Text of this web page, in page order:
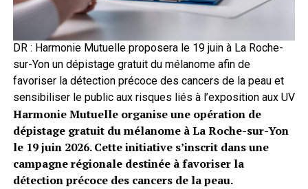
DR : Harmonie Mutuelle proposera le 19 juin à La Roche-
sur-Yon un dépistage gratuit du mélanome afin de
favoriser la détection précoce des cancers de la peau et
sensibiliser le public aux risques liés à l’exposition aux UV
Harmonie Mutuelle organise une opération de
dépistage gratuit du mélanome à La Roche-sur-Yon
le 19 juin 2026. Cette initiative s’inscrit dans une
campagne régionale destinée à favoriser la
détection précoce des cancers de la peau.